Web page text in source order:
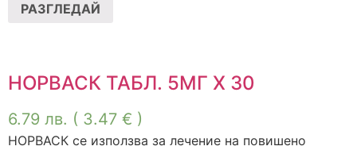
РАЗГЛЕДАЙ
НОРВАСК ТАБЛ. 5МГ Х 30
6.79 лв. ( 3.47 € )
НОРВАСК се използва за лечение на повишено